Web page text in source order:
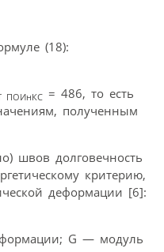
(18):
ПОИнКС = 486, то есть
полученным
швов долговечность
критерию,
деформации [6]:
G — модуль